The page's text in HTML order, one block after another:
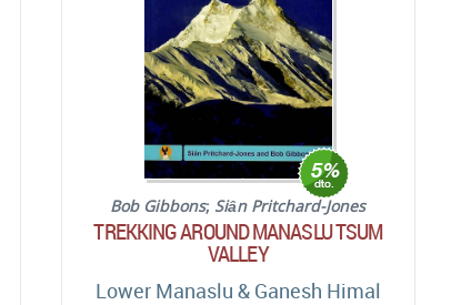
Bob Gibbons; Siân Pritchard-Jones
TREKKING AROUND MANASLU TSUM
VALLEY
Lower Manaslu & Ganesh Himal